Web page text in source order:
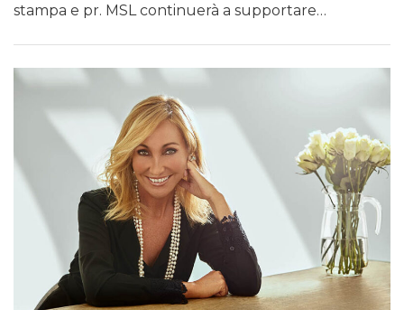
stampa e pr. MSL continuerà a supportare…